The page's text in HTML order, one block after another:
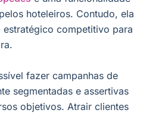
hoteleiros. Contudo, ela
estratégico competitivo para
fazer campanhas de
segmentadas e assertivas
objetivos. Atrair clientes